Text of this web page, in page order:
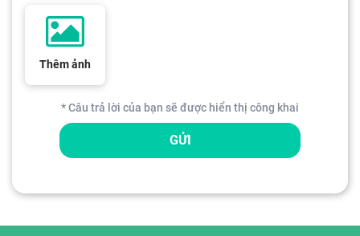
Thêm ảnh
* Câu trả lời của bạn sẽ được hiển thị công khai
GỬI